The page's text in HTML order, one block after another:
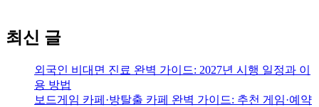
최신 글
외국인 비대면 진료 완벽 가이드: 2027년 시행 일정과 이
용 방법
보드게임 카페·방탈출 카페 완벽 가이드: 추천 게임·예약